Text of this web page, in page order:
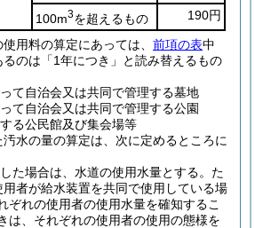
100m3を超えるもの 190円
用料の算定にあっては、 前項の表中
るのは「1年につき」と読み替えるもの
て自治会又は共同で管理する墓地
て自治会又は共同で管理する公園
る公民館及び集会場等
水の量の算定は、次に定めるところに
た場合は、水道の使用水量とする。 た
者が給水装置を共同で使用している場
ぞれの使用者の使用水量を確知するこ
は、それぞれの使用者の使用の態様を